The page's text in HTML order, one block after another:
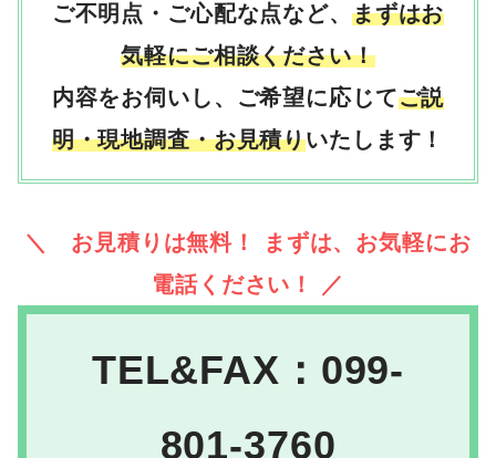
ご不明点・ご心配な点など、 まずはお
気軽にご相談ください！
内容をお伺いし、ご希望に応じてご説
明・現地調査・お見積りいたします！
＼ お見積りは無料！ まずは、お気軽にお
電話ください！ ／
TEL&FAX：099-
801-3760